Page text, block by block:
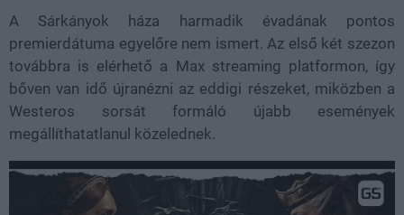
A Sárkányok háza harmadik évadának pontos
premierdátuma egyelőre nem ismert. Az első két szezon
továbbra is elérhető a Max streaming platformon, így
bőven van idő újranézni az eddigi részeket, miközben a
Westeros sorsát formáló újabb események
megállíthatatlanul közelednek.